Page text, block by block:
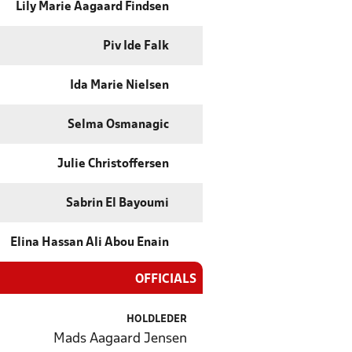
Lily Marie Aagaard Findsen
Piv Ide Falk
Ida Marie Nielsen
Selma Osmanagic
Julie Christoffersen
Sabrin El Bayoumi
Elina Hassan Ali Abou Enain
OFFICIALS
HOLDLEDER
Mads Aagaard Jensen